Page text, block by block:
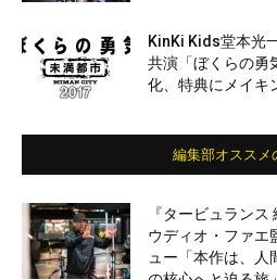
KinKi Kids堂本光
共演「ぼくらの勇
化、特典にメイキ
編集部オススメ
『タービュラン
ウディオ・ファエ
ュー「本作は、人